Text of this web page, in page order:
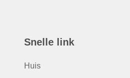
Snelle link
Huis